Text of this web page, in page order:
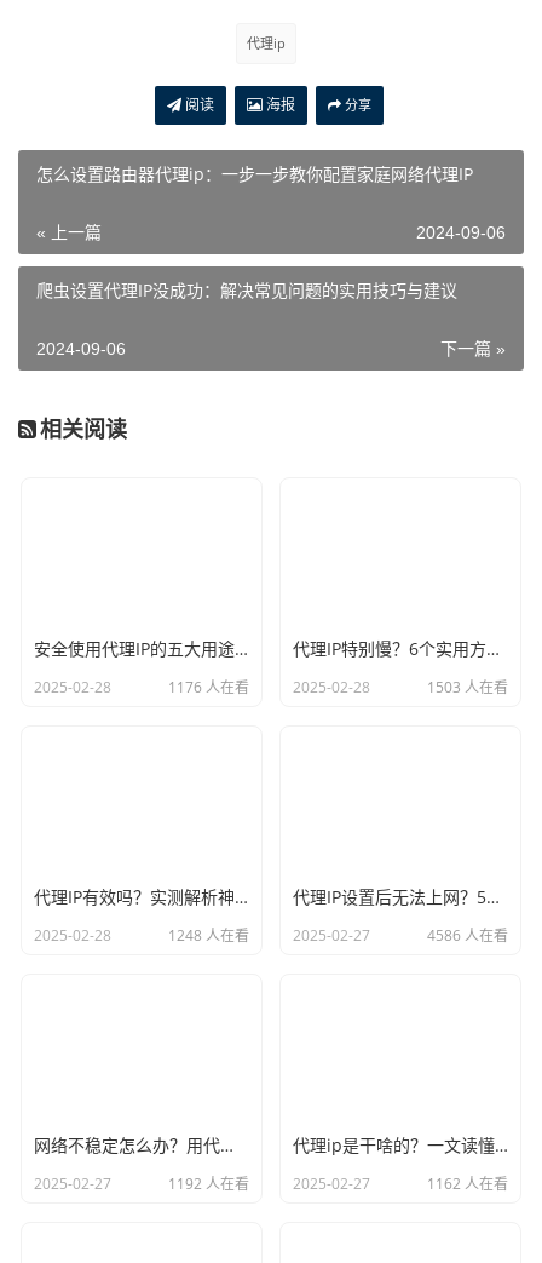
代理ip
阅读 海报 分享
怎么设置路由器代理ip：一步一步教你配置家庭网络代理IP
« 上一篇 2024-09-06
爬虫设置代理IP没成功：解决常见问题的实用技巧与建议
下一篇 »
2024-09-06
相关阅读
安全使用代理IP的五大用途，这些隐藏功能你知道吗？
2025-02-28 1176 人在看
代理IP特别慢？6个实用方法让你告别卡顿
2025-02-28 1503 人在看
代理IP有效吗？实测解析神龙IP的7大应用场景
2025-02-28 1248 人在看
代理IP设置后无法上网？5个常见原因及解决方法全解析
2025-02-27 4586 人在看
网络不稳定怎么办？用代理IP轻松解决！神龙IP实测推荐
2025-02-27 1192 人在看
代理ip是干啥的？一文读懂它的用途与正确使用方法
2025-02-27 1162 人在看